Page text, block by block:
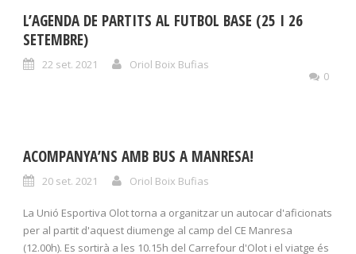
L’AGENDA DE PARTITS AL FUTBOL BASE (25 I 26
SETEMBRE)
22 set. 2021
Oriol Boix Bufias
0
ACOMPANYA’NS AMB BUS A MANRESA!
20 set. 2021 Oriol Boix Bufias
La Unió Esportiva Olot torna a organitzar un autocar d'aficionats
per al partit d'aquest diumenge al camp del CE Manresa
(12.00h). Es sortirà a les 10.15h del Carrefour d'Olot i el viatge és